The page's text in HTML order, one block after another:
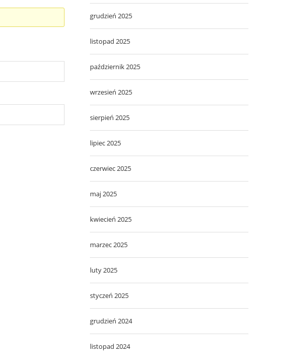
grudzień 2025
listopad 2025
październik 2025
wrzesień 2025
sierpień 2025
lipiec 2025
czerwiec 2025
maj 2025
kwiecień 2025
marzec 2025
luty 2025
styczeń 2025
grudzień 2024
listopad 2024